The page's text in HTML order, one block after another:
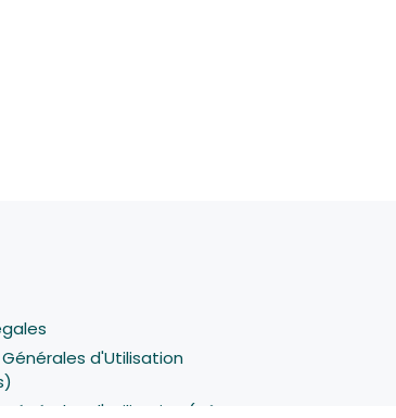
d'Utilisation
Générales d'Utilisation (Hôtes -